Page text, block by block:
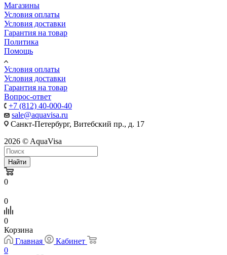
Магазины
Условия оплаты
Условия доставки
Гарантия на товар
Политика
Помощь
Условия оплаты
Условия доставки
Гарантия на товар
Вопрос-ответ
+7 (812) 40-000-40
sale@aquavisa.ru
Санкт-Петербург, Витебский пр., д. 17
2026 © AquaVisa
Найти
0
0
0
Корзина
Главная
Кабинет
0